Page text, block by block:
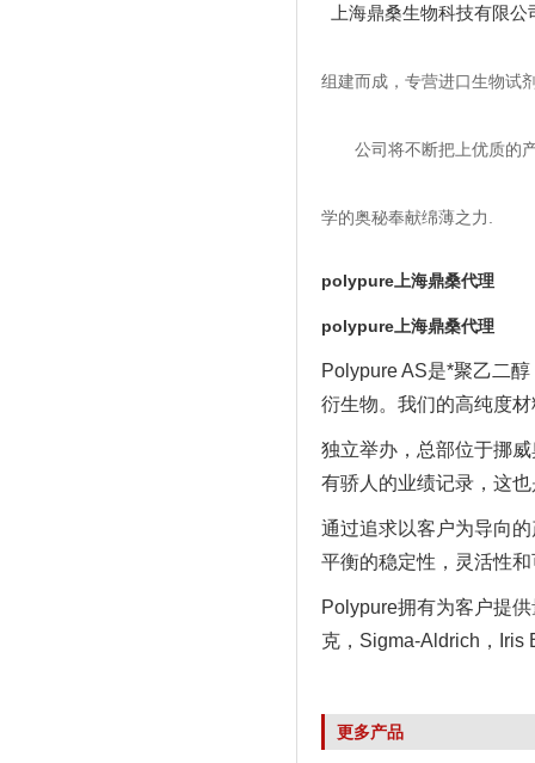
上海鼎桑生物科技有限公
组建而成，专营进口生物试
公司将不断把上优质的
学的奥秘奉献绵薄之力.
polypure上海鼎桑代理
polypure上海鼎桑代理
Polypure AS是*聚乙二
衍生物。我们的高纯度
独立举办，总部位于挪
有骄人的业绩记录，这
通过追求以客户为导向
平衡的稳定性，灵活性
Polypure拥有为客户提
克，Sigma-Aldrich，Iris
更多产品